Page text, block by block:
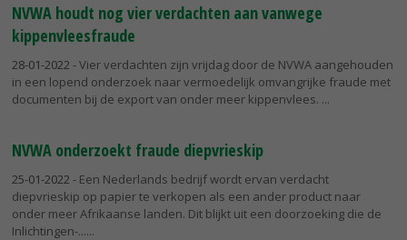
NVWA houdt nog vier verdachten aan vanwege
kippenvleesfraude
28-01-2022 - Vier verdachten zijn vrijdag door de NVWA aangehouden
in een lopend onderzoek naar vermoedelijk omvangrijke fraude met
documenten bij de export van onder meer kippenvlees.
NVWA onderzoekt fraude diepvrieskip
25-01-2022 - Een Nederlands bedrijf wordt ervan verdacht
diepvrieskip op papier te verkopen als een ander product naar
onder meer Afrikaanse landen. Dit blijkt uit een doorzoeking die de
Inlichtingen-...